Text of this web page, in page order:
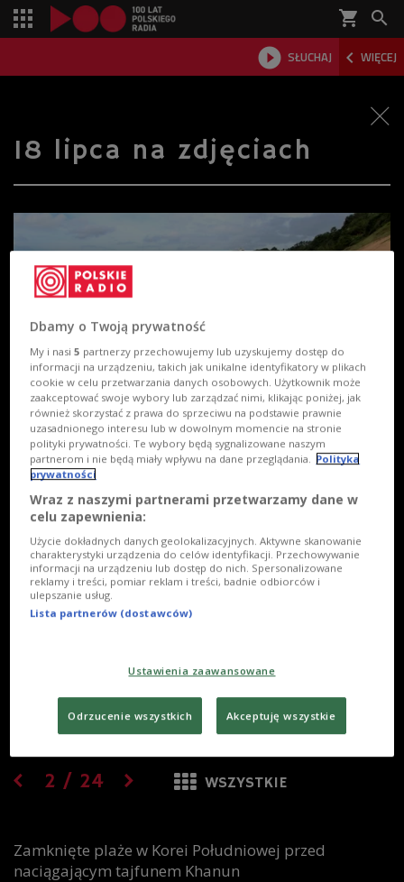
shopping_cart 
 SŁUCHAJ  WIĘCEJ

18 lipca na zdjęciach
2 / 24 WSZYSTKIE
Zamknięte plaże w Korei Południowej przed
naciągającym tajfunem Khanun
Dbamy o Twoją prywatność
My i nasi5 partnerzy przechowujemy lub uzyskujemy dostęp do
informacji na urządzeniu, takich jak unikalne identyfikatory w plikach
cookie w celu przetwarzania danych osobowych. Użytkownik może
zaakceptować swoje wybory lub zarządzać nimi, klikając poniżej, jak
również skorzystać z prawa do sprzeciwu na podstawie prawnie
uzasadnionego interesu lub w dowolnym momencie na stronie
polityki prywatności. Te wybory będą sygnalizowane naszym
partnerom i nie będą miały wpływu na dane przeglądania. Polityka
prywatności
Wraz z naszymi partnerami przetwarzamy dane w
celu zapewnienia:
Użycie dokładnych danych geolokalizacyjnych. Aktywne skanowanie
charakterystyki urządzenia do celów identyfikacji. Przechowywanie
informacji na urządzeniu lub dostęp do nich. Spersonalizowane
reklamy i treści, pomiar reklam i treści, badnie odbiorców i
ulepszanie usług.
Lista partnerów (dostawców)
Ustawienia zaawansowane
Odrzucenie wszystkich Akceptuję wszystkie